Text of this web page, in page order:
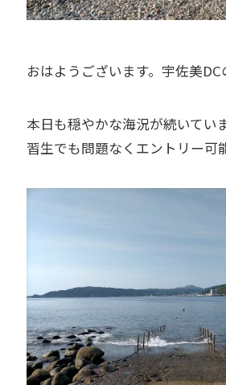
おはようございます。宇佐美DC
本日も穏やかな海況が続いてい
習生でも問題なくエントリー可